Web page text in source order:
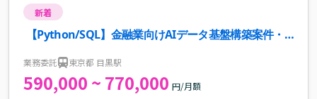
新着
【Python/SQL】金融業向けAIデータ基盤構築案件・
業務委託 東京都 目黒駅
590,000 ~ 770,000 円/月額